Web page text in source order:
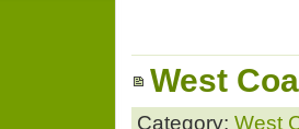
West
Category: West